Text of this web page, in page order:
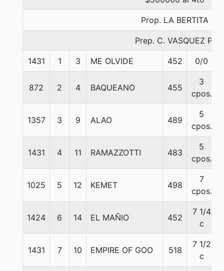
Prop. LA BERTITA
Prep. C. VASQUEZ P.
1431 1 3 ME OLVIDE 452 0/0
872 2 4 BAQUEANO 455
3
cpos.
1357 3 9 ALAO 489
5
cpos.
1431 4 11 RAMAZZOTTI 483
5
cpos.
1025 5 12 KEMET 498
7
cpos.
1424 6 14 EL MAÑIO 452
7 1/4
c
1431 7 10 EMPIRE OF GOO 518
7 1/2
c